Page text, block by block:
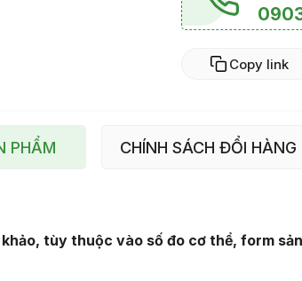
Copy link
PHẨM CHÍNH SÁCH ĐỔI HÀNG
tùy thuộc vào số đo cơ thể, form